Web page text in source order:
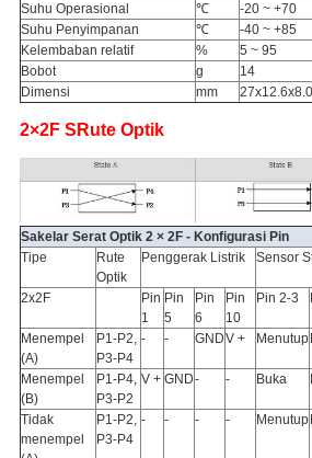
Suhu Operasional
℃
-20 ~ +70
Suhu Penyimpanan
℃
-40 ~ +85
Kelembaban relatif
%
5 ~ 95
Bobot
g
14
Dimensi
mm 27x12.6x8.0
2×2F S Rute Optik
Sakelar Serat Optik 2 × 2F - Konfigurasi Pin
Tipe
Rute
Optik
Penggerak Listrik Sensor
2x2F
Pin
1
Pin
5
Pin
6
Pin
10
Pin 2-3
Menempel
(A)
P1-P2,
P3-P4
- - GNDV + Menutup
Menempel
(B)
P1-P4,
P3-P2
V + GND- - Buka
Tidak
menempel
P1-P2,
P3-P4
- - - - Menutup